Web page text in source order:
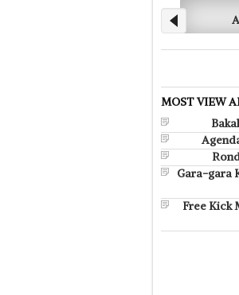
06/04/2018
Apel Latih
MOST VIEW
Gara-gara
Free Kick